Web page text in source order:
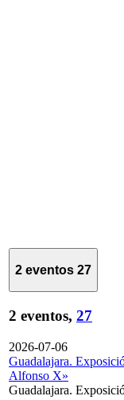
2 eventos 27
2 eventos, 27
2026-07-06
Guadalajara.
Alfonso X»
Guadalajara.